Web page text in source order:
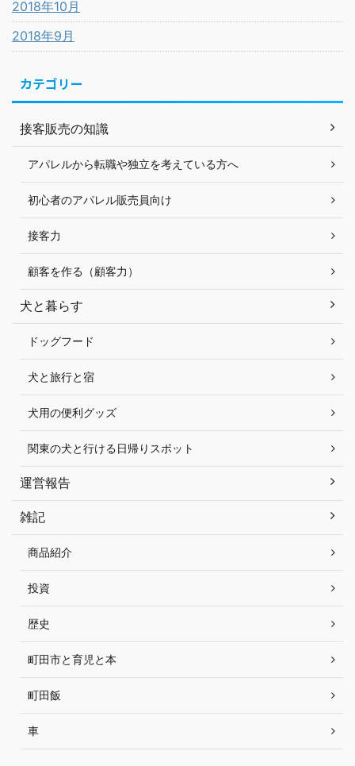
2018年10月
2018年9月
カテゴリー
接客販売の知識
アパレルから転職や独立を考えている方へ
初心者のアパレル販売員向け
接客力
顧客を作る（顧客力）
犬と暮らす
ドッグフード
犬と旅行と宿
犬用の便利グッズ
関東の犬と行ける日帰りスポット
運営報告
雑記
商品紹介
投資
歴史
町田市と育児と本
町田飯
車